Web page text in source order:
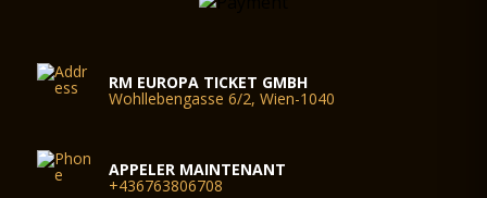
RM EUROPA TICKET GMBH
Wohllebengasse 6/2, Wien-1040
APPELER MAINTENANT
+436763806708